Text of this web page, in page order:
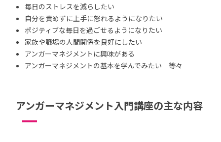
毎日のストレスを減らしたい
自分を責めずに上手に怒れるようになりたい
ポジティブな毎日を過ごせるようになりたい
家族や職場の人間関係を良好にしたい
アンガーマネジメントに興味がある
アンガーマネジメントの基本を学んでみたい 等々
アンガーマネジメント入門講座の主な内容